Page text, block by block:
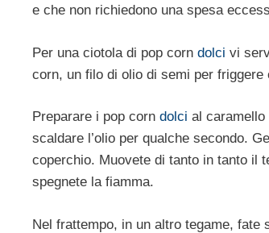
e che non richiedono una spesa
Per una ciotola di pop corn dolci vi
corn, un filo di olio di semi per
Preparare i pop corn dolci al caramello
scaldare l’olio per qualche secondo.
coperchio. Muovete di tanto in tanto il
spegnete la fiamma.
Nel frattempo, in un altro tegame,